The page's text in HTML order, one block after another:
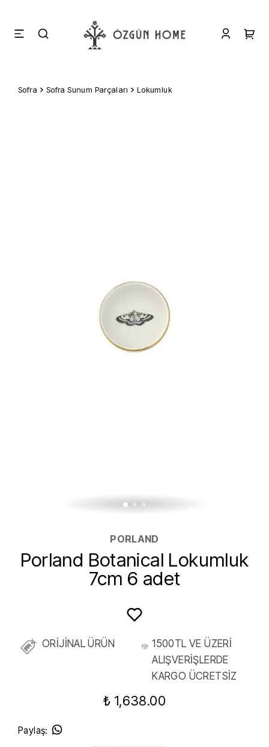
Sofra Sofra Sunum Parçaları Lokumluk
PORLAND
Porland Botanical Lokumluk
7cm 6 adet
ORİJİNAL ÜRÜN
1500TL VE ÜZERİ
ALIŞVERİŞLERDE
KARGO ÜCRETSİZ
₺ 1,638.00
Paylaş: